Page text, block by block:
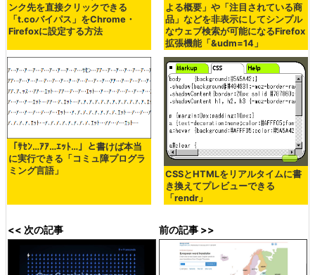
ンク先を直接クリックできる
「t.coバイパス」をChrome・
Firefoxに設定する方法
よる概要」や「注目されている商
品」などを非表示にしてシンプル
なウェブ検索が可能になるFirefox
拡張機能「&udm=14」
「ｻｾﾝ…ｱｱ…ｴｯﾄ…」と書けば本当
に実行できる「コミュ障プログラ
ミング言語」
CSSとHTMLをリアルタイムに書
き換えてプレビューできる
「rendr」
<< 次の記事 前の記事 >>